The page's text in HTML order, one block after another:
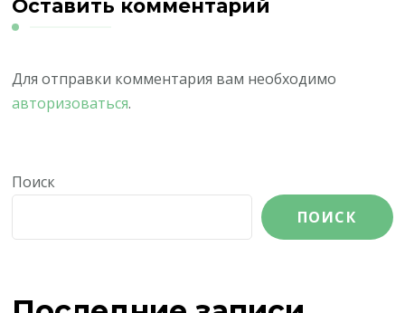
Оставить комментарий
Для отправки комментария вам необходимо
авторизоваться.
Поиск
ПОИСК